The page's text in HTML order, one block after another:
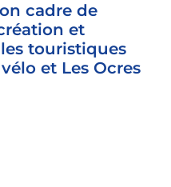
cadre de
et
touristiques
et Les Ocres